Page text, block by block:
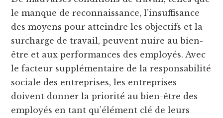
le manque de reconnaissance, l’insuffisance
des moyens pour atteindre les objectifs et la
surcharge de travail, peuvent nuire au bien-
être et aux performances des employés. Avec
le facteur supplémentaire de la responsabilité
sociale des entreprises, les entreprises
doivent donner la priorité au bien-être des
employés en tant qu’élément clé de leurs